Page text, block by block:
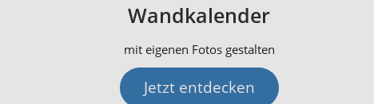
Wandkalender
mit eigenen Fotos gestalten
Jetzt entdecken